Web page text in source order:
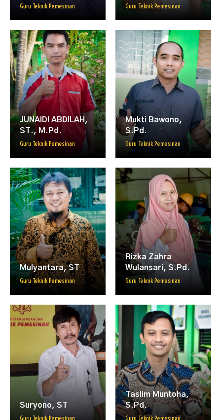
Guru Teknik Pemesinan
Guru Teknik Pemesinan
JUNAIDI ABDILAH,
ST., M.Pd.
Guru Teknik Pemesinan
Mukti Bawono,
S.Pd.
Guru Teknik Pemesinan
Mulyantara, ST
Guru Teknik Pemesinan
Rizka Zahra
Wulansari, S.Pd.
Guru Teknik Pemesinan
Suryono, ST
Guru Teknik Pemesinan
Taslim Muntoha,
S.Pd.
Guru Teknik Pemesinan